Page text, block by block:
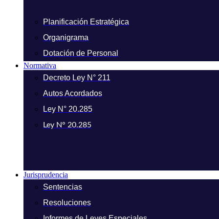
Planificación Estratégica
Organigrama
Dotación de Personal
Normativa
Decreto Ley N° 211
Autos Acordados
Ley N° 20.285
Ley N° 20.285
Jurisprudencia
Sentencias
Resoluciones